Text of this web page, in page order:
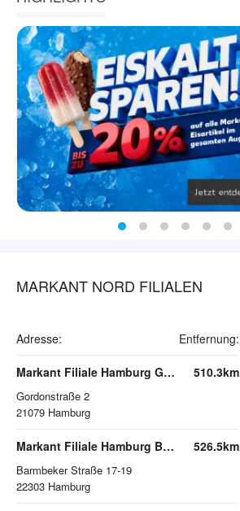
MARKANT NORD FILIALEN
Adresse: Entfernung:
Markant Filiale Hamburg Gordonstraße
Gordonstraße 2
21079 Hamburg
510.3km
Markant Filiale Hamburg Barmbeker Straße
Barmbeker Straße 17-19
22303 Hamburg
526.5km